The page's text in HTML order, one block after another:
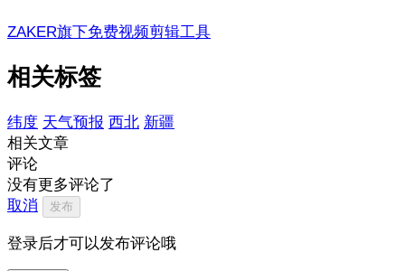
ZAKER旗下免费视频剪辑工具
相关标签
纬度 天气预报 西北 新疆
相关文章
评论
没有更多评论了
取消
发布
登录后才可以发布评论哦